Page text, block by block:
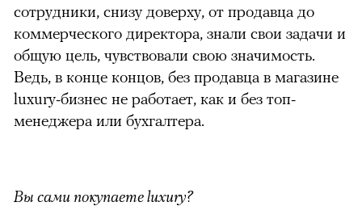
сотрудники, снизу доверху, от продавца до
коммерческого директора, знали свои задачи и
общую цель, чувствовали свою значимость.
Ведь, в конце концов, без продавца в магазине
luxury-бизнес не работает, как и без топ-
менеджера или бухгалтера.
Вы сами покупаете luxury?